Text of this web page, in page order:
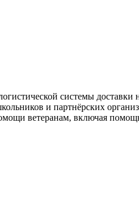
системы доставки
и партнёрских
ветеранам, включая